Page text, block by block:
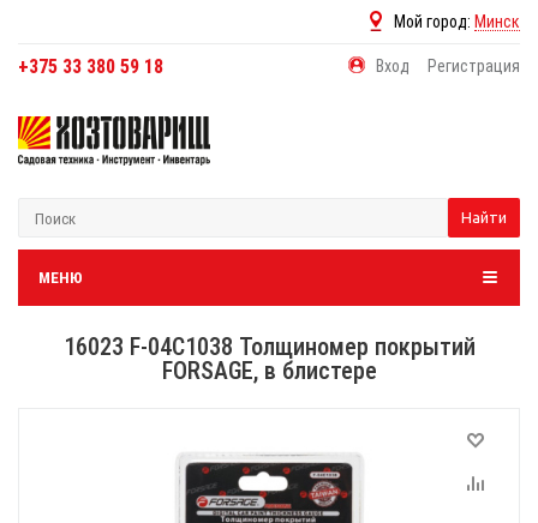
Мой город: Минск
+375 33 380 59 18 Вход Регистрация
Найти
МЕНЮ
16023 F-04C1038 Толщиномер покрытий
FORSAGE, в блистере